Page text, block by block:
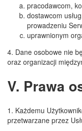
pracodawcom,
dostawcom
prowadzeniu
uprawnionym
4. Dane osobowe nie
oraz organizacji
V. Prawa
1. Każdemu
przetwarzane przez